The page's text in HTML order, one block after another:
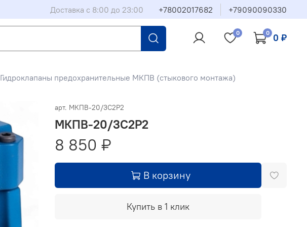
Доставка с 8:00 до 23:00 +78002017682 +79090090330
0 0 0 ₽
Гидроклапаны предохранительные МКПВ (стыкового монтажа)
арт. МКПВ-20/3С2Р2
МКПВ-20/3С2Р2
8 850 ₽
В корзину
Купить в 1 клик